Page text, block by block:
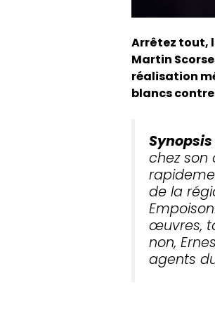
Arrêtez tout,
Martin
réalisation
blancs
Synopsis
chez son
de la
œuvres,
non,
agents